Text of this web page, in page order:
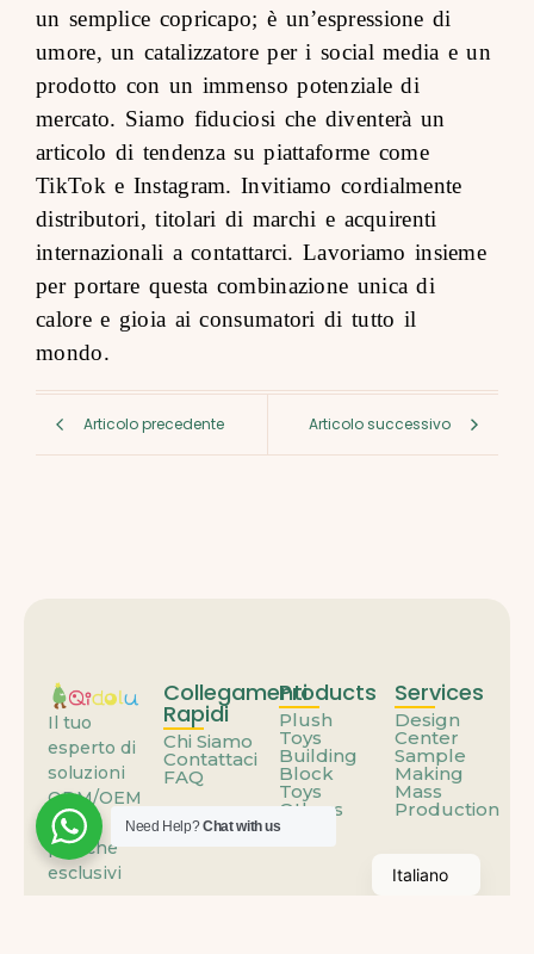
un semplice copricapo; è un’espressione di
umore, un catalizzatore per i social media e un
prodotto con un immenso potenziale di
mercato. Siamo fiduciosi che diventerà un
articolo di tendenza su piattaforme come
TikTok e Instagram. Invitiamo cordialmente
distributori, titolari di marchi e acquirenti
internazionali a contattarci. Lavoriamo insieme
per portare questa combinazione unica di
calore e gioia ai consumatori di tutto il
mondo.
Articolo precedente Articolo successivo
Il tuo
esperto di
soluzioni
ODM/OEM
per
peluche
esclusivi
Collegamenti
Rapidi
Chi Siamo
Contattaci
FAQ
Products
Plush
Toys
Building
Block
Toys
Others
Services
Design
Center
Sample
Making
Mass
Production
Need Help?Chat with us
Italiano